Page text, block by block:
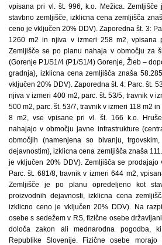
vpisana pri vl. št. 996, k.o. Mežica.
stavbno zemljišče, izklicna cena zemljišča
ceno je vključen 20% DDV). Zaporedna št. 3:
1260 m2 in njiva v izmeri 258 m2, vpisana
Zemljišče se po planu nahaja v območju za
(Gorenje P1/S1/4 (P1/S1/4) Gorenje, Žleb –
gradnja), izklicna cena zemljišča znaša
vključen 20% DDV). Zaporedna št. 4: Parc. št.
njiva v izmeri 400 m2, parc. št. 53/5, travnik v
500 m2, parc. št. 53/7, travnik v izmeri 118 m2
8 m2, vse vpisane pri vl. št. 166 k.o.
nahajajo v območju javne infrastrukture
območjih (namenjena so bivanju,
dejavnostim), izklicna cena zemljišča znaša
je vključen 20% DDV). Zemljišča se prodajajo
Parc. št. 681/8, travnik v izmeri 644 m2,
Zemljišče je po planu opredeljeno kot
proizvodnih dejavnosti, izklicna cena
izklicno ceno je vključen 20% DDV). Na
osebe s sedežem v RS, fizične osebe
določa zakon ali mednarodna pogodba,
Republike Slovenije. Fizične osebe